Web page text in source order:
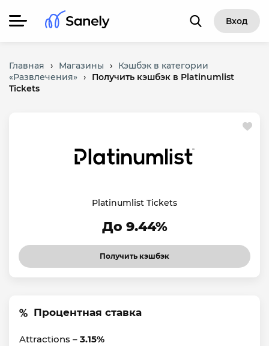
Вход
Главная › Магазины ›
Кэшбэк в категории
«Развлечения» ›
Получить кэшбэк в Platinumlist
Tickets
Platinumlist Tickets
До 9.44%
Получить кэшбэк
Процентная ставка
Attractions – 3.15%